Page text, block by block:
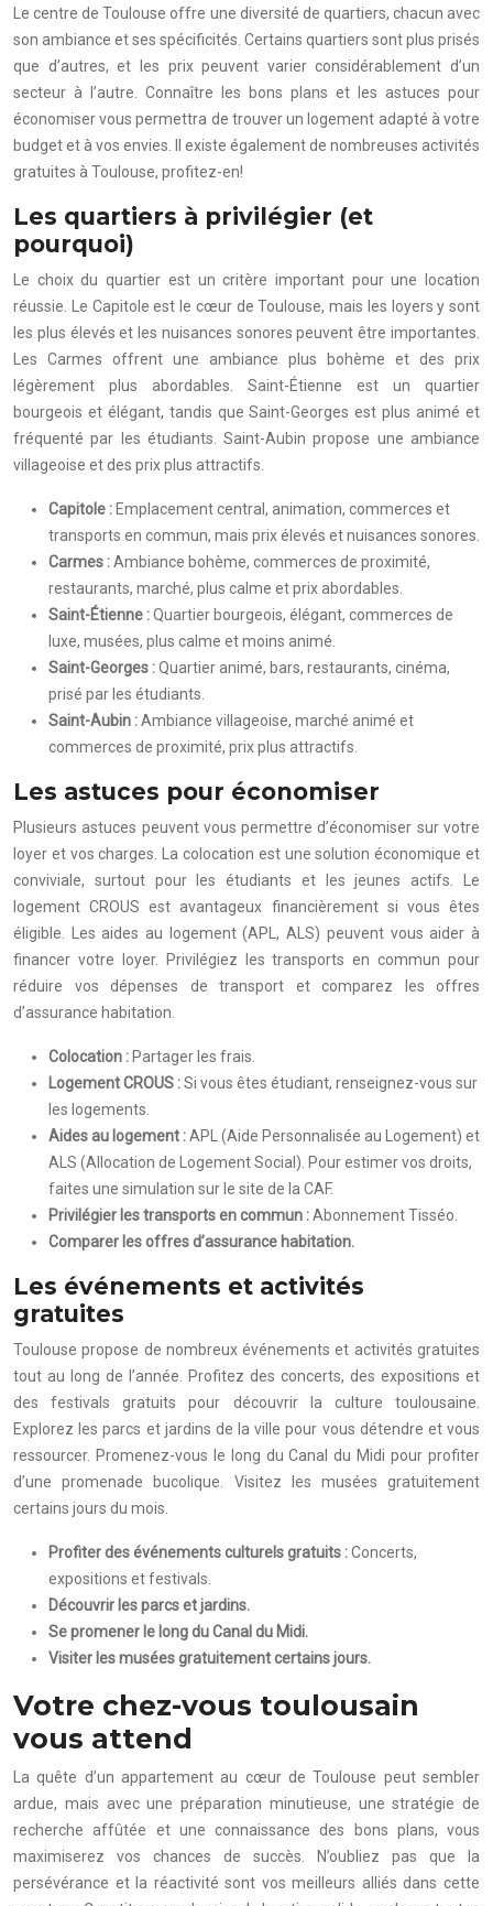
Le centre de Toulouse offre une diversité de quartiers, chacun avec
son ambiance et ses spécificités. Certains quartiers sont plus prisés
que d’autres, et les prix peuvent varier considérablement d’un
secteur à l’autre. Connaître les bons plans et les astuces pour
économiser vous permettra de trouver un logement adapté à votre
budget et à vos envies. Il existe également de nombreuses activités
gratuites à Toulouse, profitez-en!
Les quartiers à privilégier (et
pourquoi)
Le choix du quartier est un critère important pour une location
réussie. Le Capitole est le cœur de Toulouse, mais les loyers y sont
les plus élevés et les nuisances sonores peuvent être importantes.
Les Carmes offrent une ambiance plus bohème et des prix
légèrement plus abordables. Saint-Étienne est un quartier
bourgeois et élégant, tandis que Saint-Georges est plus animé et
fréquenté par les étudiants. Saint-Aubin propose une ambiance
villageoise et des prix plus attractifs.
Capitole : Emplacement central, animation, commerces et
transports en commun, mais prix élevés et nuisances sonores.
Carmes :Ambiance bohème, commerces de proximité,
restaurants, marché, plus calme et prix abordables.
Saint-Étienne :Quartier bourgeois, élégant, commerces de
luxe, musées, plus calme et moins animé.
Saint-Georges :Quartier animé, bars, restaurants, cinéma,
prisé par les étudiants.
Saint-Aubin :Ambiance villageoise, marché animé et
commerces de proximité, prix plus attractifs.
Les astuces pour économiser
Plusieurs astuces peuvent vous permettre d’économiser sur votre
loyer et vos charges. La colocation est une solution économique et
conviviale, surtout pour les étudiants et les jeunes actifs. Le
logement CROUS est avantageux financièrement si vous êtes
éligible. Les aides au logement (APL, ALS) peuvent vous aider à
financer votre loyer. Privilégiez les transports en commun pour
réduire vos dépenses de transport et comparez les offres
d’assurance habitation.
Colocation : Partager les frais.
Logement CROUS :Si vous êtes étudiant, renseignez-vous sur
les logements.
Aides au logement :APL (Aide Personnalisée au Logement) et
ALS (Allocation de Logement Social). Pour estimer vos droits,
faites une simulation sur le site de la CAF.
Privilégier les transports en commun :Abonnement Tisséo.
Comparer les offres d’assurance habitation.
Les événements et activités
gratuites
Toulouse propose de nombreux événements et activités gratuites
tout au long de l’année. Profitez des concerts, des expositions et
des festivals gratuits pour découvrir la culture toulousaine.
Explorez les parcs et jardins de la ville pour vous détendre et vous
ressourcer. Promenez-vous le long du Canal du Midi pour profiter
d’une promenade bucolique. Visitez les musées gratuitement
certains jours du mois.
Profiter des événements culturels gratuits :Concerts,
expositions et festivals.
Découvrir les parcs et jardins.
Se promener le long du Canal du Midi.
Visiter les musées gratuitement certains jours.
Votre chez-vous toulousain
vous attend
La quête d’un appartement au cœur de Toulouse peut sembler
ardue, mais avec une préparation minutieuse, une stratégie de
recherche affûtée et une connaissance des bons plans, vous
maximiserez vos chances de succès. N’oubliez pas que la
persévérance et la réactivité sont vos meilleurs alliés dans cette